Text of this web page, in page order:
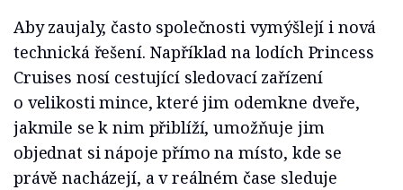
Aby zaujaly, často společnosti vymýšlejí i nová
technická řešení. Například na lodích Princess
Cruises nosí cestující sledovací zařízení
o velikosti mince, které jim odemkne dveře,
jakmile se k nim přiblíží, umožňuje jim
objednat si nápoje přímo na místo, kde se
právě nacházejí, a v reálném čase sleduje